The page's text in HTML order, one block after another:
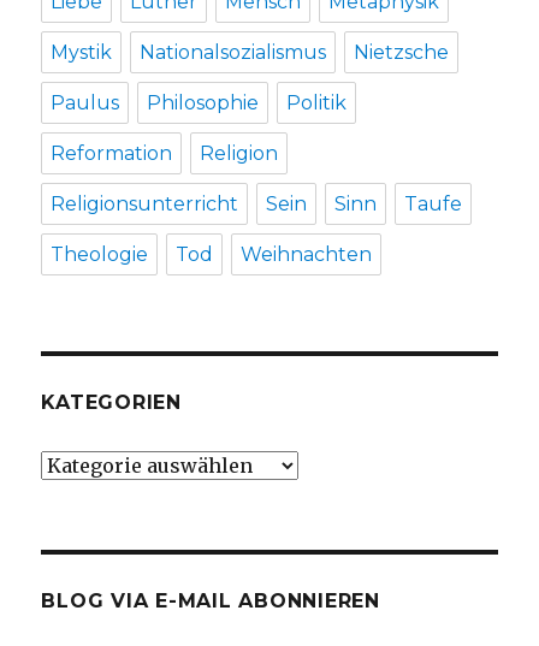
Mystik Nationalsozialismus Nietzsche
Paulus Philosophie Politik
Reformation Religion
Religionsunterricht Sein Sinn Taufe
Theologie Tod Weihnachten
KATEGORIEN
Kategorien
BLOG VIA E-MAIL ABONNIEREN